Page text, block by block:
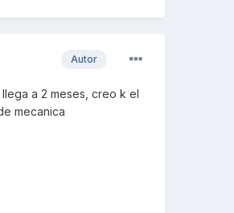
Autor
a 2 meses, creo k el
mecanica